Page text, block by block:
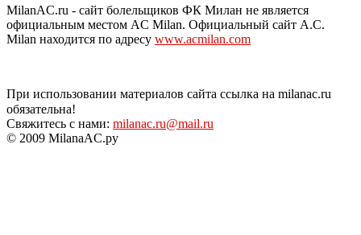
MilanAC.ru - сайт болельщиков ФК Милан не является
официальным местом AC Milan. Официальный сайт A.C.
Milan находится по адресу www.acmilan.com
При использовании материалов сайта ссылка на milanac.ru
обязательна!
Свяжитесь с нами: milanac.ru@mail.ru
© 2009 MilanaAC.ру